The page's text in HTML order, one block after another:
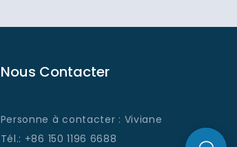
Nous Contacter
Personne à contacter : Viviane
Tél.: +86 150 1196 6688